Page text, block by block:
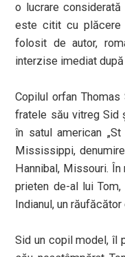
o lucrare
este citit cu plăcere
folosit de autor,
interzise imediat
Copilul orfan
fratele său vitreg Sid
în satul american
Mississippi,
Hannibal, Missouri. În
prieten de-al lui
Indianul, un
Sid un copil model, îl